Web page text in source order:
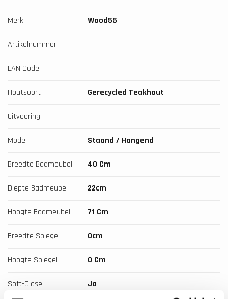
Merk Wood55
Artikelnummer
EAN Code
Houtsoort Gerecycled Teakhout
Uitvoering
Model Staand / Hangend
Breedte Badmeubel 40 Cm
Diepte Badmeubel 22cm
Hoogte Badmeubel 71 Cm
Breedte Spiegel 0cm
Hoogte Spiegel 0 Cm
Soft-Close Ja